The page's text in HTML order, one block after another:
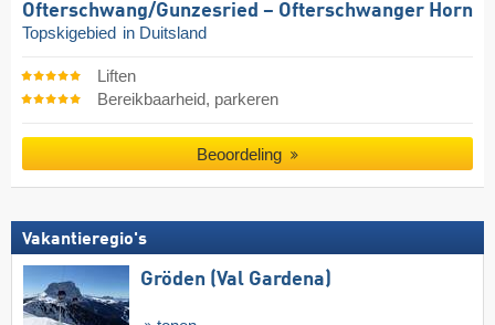
Ofterschwang/​Gunzesried – Ofterschwanger Horn
Topskigebied in Duitsland
Liften
Bereikbaarheid, parkeren
Beoordeling
Vakantieregio's
Gröden (Val Gardena)